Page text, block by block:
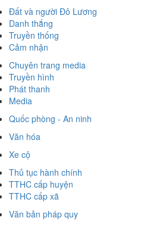
Đất và người Đô Lương
Danh thắng
Truyền thống
Cảm nhận
Chuyên trang media
Truyền hình
Phát thanh
Media
Quốc phòng - An ninh
Văn hóa
Xe cộ
Thủ tục hành chính
TTHC cấp huyện
TTHC cấp xã
Văn bản pháp quy